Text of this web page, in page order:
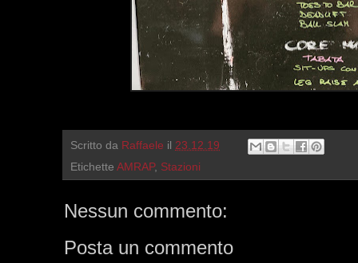
Scritto da Raffaele il 23.12.19
Etichette AMRAP, Stazioni
Nessun commento:
Posta un commento